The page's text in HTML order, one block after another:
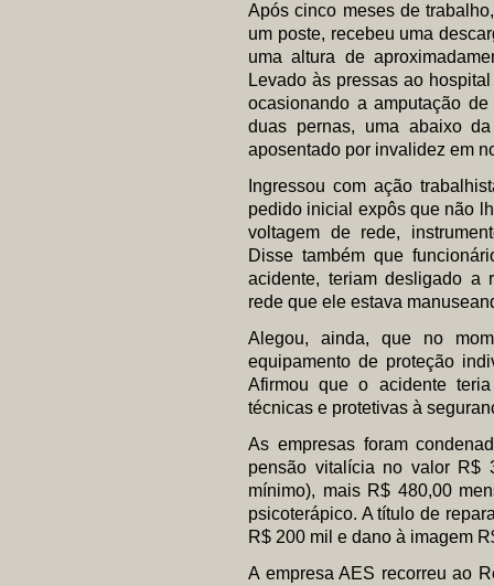
Após cinco meses de
um poste, recebeu uma
uma altura de
Levado às pressas ao
ocasionando a amputação
duas pernas, uma abaixo
aposentado por invalidez em
Ingressou com ação
pedido inicial expôs que não
voltagem de rede,
Disse também que
acidente, teriam desligado a
rede que ele estava
Alegou, ainda, que no
equipamento de proteção
Afirmou que o acidente
técnicas e protetivas à
As empresas foram
pensão vitalícia no valor R$
mínimo), mais R$ 480,00
psicoterápico. A título de
R$ 200 mil e dano à imagem
A empresa AES recorreu ao